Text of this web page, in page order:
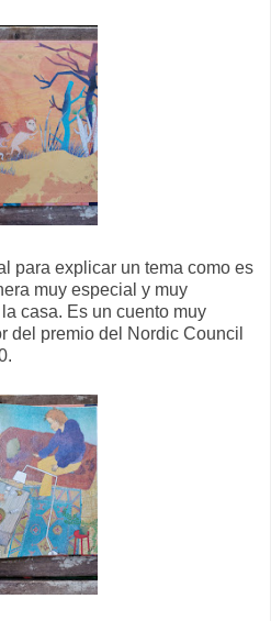
para explicar un tema como es
muy especial y muy
casa. Es un cuento muy
del premio del Nordic Council